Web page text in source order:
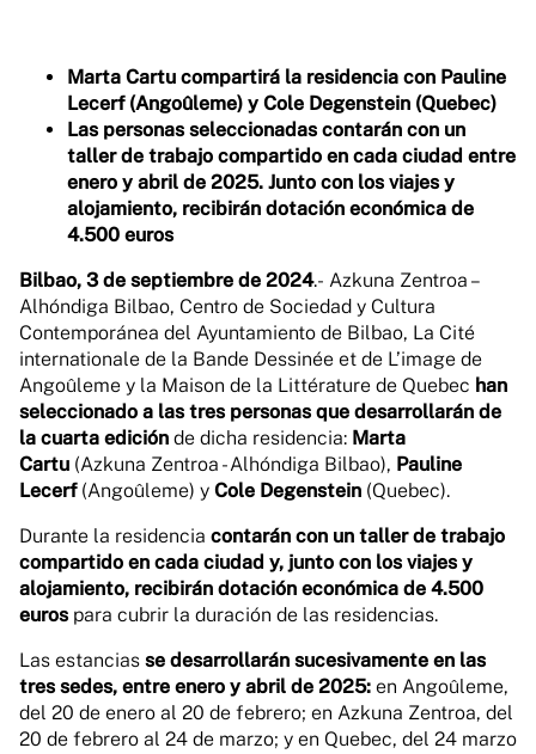
Marta Cartu compartirá la residencia con Pauline
Lecerf (Angoûleme) y Cole Degenstein (Quebec)
Las personas seleccionadas contarán con un
taller de trabajo compartido en cada ciudad entre
enero y abril de 2025. Junto con los viajes y
alojamiento, recibirán dotación económica de
4.500 euros
Bilbao, 3 de septiembre de 2024.- Azkuna Zentroa –
Alhóndiga Bilbao, Centro de Sociedad y Cultura
Contemporánea del Ayuntamiento de Bilbao, La Cité
internationale de la Bande Dessinée et de L’image de
Angoûleme y la Maison de la Littérature de Quebec han
seleccionado a las tres personas que desarrollarán de
la cuarta edición de dicha residencia: Marta
Cartu (Azkuna Zentroa - Alhóndiga Bilbao), Pauline
Lecerf(Angoûleme) y Cole Degenstein (Quebec).
Durante la residencia contarán con un taller de trabajo
compartido en cada ciudad y, junto con los viajes y
alojamiento, recibirán dotación económica de 4.500
euros para cubrir la duración de las residencias.
Las estancias se desarrollarán sucesivamente en las
tres sedes, entre enero y abril de 2025: en Angoûleme,
del 20 de enero al 20 de febrero; en Azkuna Zentroa, del
20 de febrero al 24 de marzo; y en Quebec, del 24 marzo